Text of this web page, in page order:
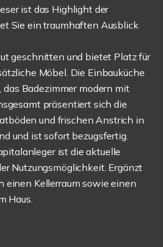
ist das Highlight der
Sie ein traumhaften Ausblick
geschnitten und bietet Platz für
Möbel. Die Einbauküche
Badezimmer modern mit
präsentiert sich die
und frischen Anstrich in
und ist sofort bezugsfertig.
ist die aktuelle
Nutzungsmöglichkeit. Ergänzt
einen Kellerraum sowie einen
Haus.